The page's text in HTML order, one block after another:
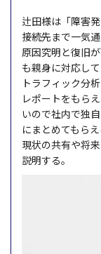
辻田様は「障害
接続先まで一気
原因究明と復旧が
も親身に対応し
トラフィック分析
レポートをもら
いので社内で独自
にまとめてもら
現状の共有や将
説明する。